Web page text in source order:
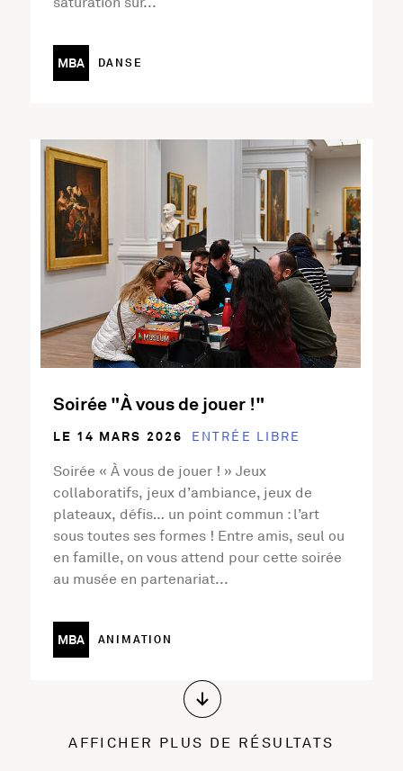
MBA DANSE
Soirée "À vous de jouer !"
LE 14 MARS 2026 ENTRÉE LIBRE
Soirée « À vous de jouer ! » Jeux
collaboratifs, jeux d’ambiance, jeux de
plateaux, défis… un point commun : l’art
sous toutes ses formes ! Entre amis, seul ou
en famille, on vous attend pour cette soirée
au musée en partenariat...
MBA ANIMATION
En savoir plus sur l'activité Soirée "À vous de jouer !"
AFFICHER PLUS DE RÉSULTATS